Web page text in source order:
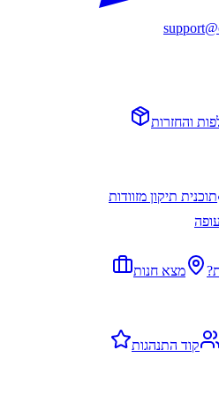
והחזרות
תוכנית תיקון מזוודות
מצא חנות
קוד התנהגות